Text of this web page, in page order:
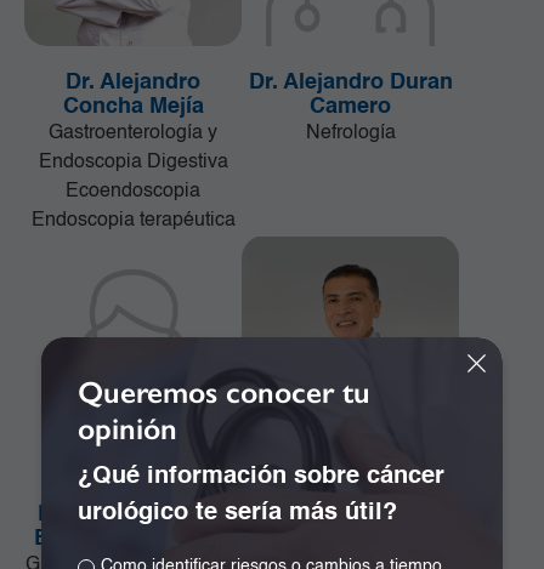
Dr. Alejandro
Concha Mejía
Gastroenterología y
Endoscopia Digestiva
Ecoendoscopia
Endoscopia terapéutica
Dr. Alejandro Duran
Camero
Nefrología
Dr. Alejandro José
Bonivento Jiménez
Dr. Alejandro Ramos
Queremos conocer tu
opinión
¿Qué información sobre cáncer
urológico te sería más útil?